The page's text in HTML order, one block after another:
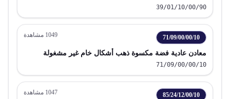
39/01/10/00/90
71/09/00/00/10
1049 مشاهدة
معادن عادية فضة مكسوة ذهب أشكال خام غير مشغولة
71/09/00/00/10
85/24/12/00/10
1047 مشاهدة